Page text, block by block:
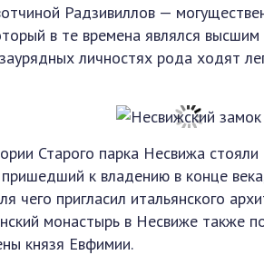
Радзивиллов —
в те времена являлся
личностях рода ходят
Старого парка Несвижа
к владению в конце
чего пригласил итальянского
монастырь в Несвиже также
князя Евфимии.